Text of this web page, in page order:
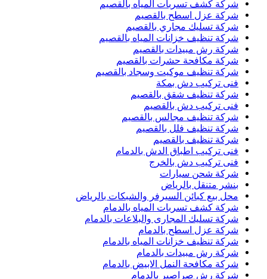
شركة كشف تسربات المياه بالقصيم
شركة عزل اسطح بالقصيم
شركة تسليك مجاري بالقصيم
شركة تنظيف خزانات المياه بالقصيم
شركة رش مبيدات بالقصيم
شركة مكافحة حشرات بالقصيم
شركة تنظيف موكيت وسجاد بالقصيم
فنى تركيب دش بمكة
شركة تنظيف شقق بالقصيم
فنى تركيب دش بالقصيم
شركة تنظيف مجالس بالقصيم
شركة تنظيف فلل بالقصيم
شركة تنظيف بالقصيم
فنى تركيب اطباق الدش بالدمام
فنى تركيب دش بالخرج
شركة شحن سيارات
بنشر متنقل بالرياض
محل بيع كبائن السيرفر والشبكات بالرياض
شركة كشف تسربات المياه بالدمام
شركة تسليك المجارى والبلاعات بالدمام
شركة عزل اسطح بالدمام
شركة تنظيف خزانات المياه بالدمام
شركة رش مبيدات بالدمام
شركة مكافحة النمل الابيض بالدمام
شركة رش صراصير بالدمام